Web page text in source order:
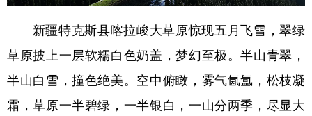
辽宁 吉林 上海 江苏
浙江 安徽 福建 江西
山东 河南 湖北 湖南
新疆特克斯县喀拉峻大草原惊现五月飞雪，翠绿
草原披上一层软糯白色奶盖，梦幻至极。半山青翠，
半山白雪，撞色绝美。空中俯瞰，雾气氤氲，松枝凝
霜，草原一半碧绿，一半银白，一山分两季，尽显大